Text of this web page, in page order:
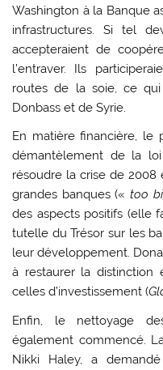
Washington à la Banque
infrastructures. Si tel
accepteraient de
l’entraver. Ils
routes de la soie, ce
Donbass et de Syrie.
En matière financière, le
démantèlement de la
résoudre la crise de
grandes banques («too
des aspects positifs (elle
tutelle du Trésor sur les
leur développement.
à restaurer la
celles d’investissement (
Enfin, le nettoyage
également commencé.
Nikki Haley, a